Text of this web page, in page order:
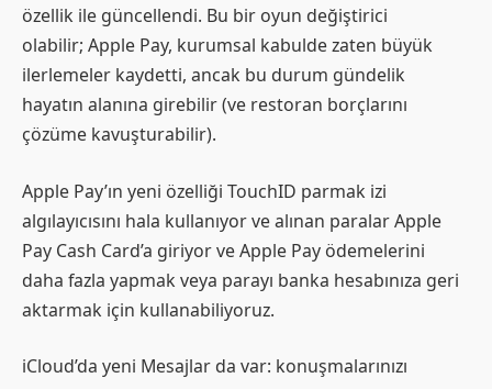
özellik ile güncellendi. Bu bir oyun değiştirici
olabilir; Apple Pay, kurumsal kabulde zaten büyük
ilerlemeler kaydetti, ancak bu durum gündelik
hayatın alanına girebilir (ve restoran borçlarını
çözüme kavuşturabilir).
Apple Pay’ın yeni özelliği TouchID parmak izi
algılayıcısını hala kullanıyor ve alınan paralar Apple
Pay Cash Card’a giriyor ve Apple Pay ödemelerini
daha fazla yapmak veya parayı banka hesabınıza geri
aktarmak için kullanabiliyoruz.
iCloud’da yeni Mesajlar da var: konuşmalarınızı